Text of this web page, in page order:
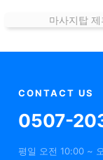
정
샵
마사지탑 제
CONTACT US
0507-
평일 오전 10:00 ~